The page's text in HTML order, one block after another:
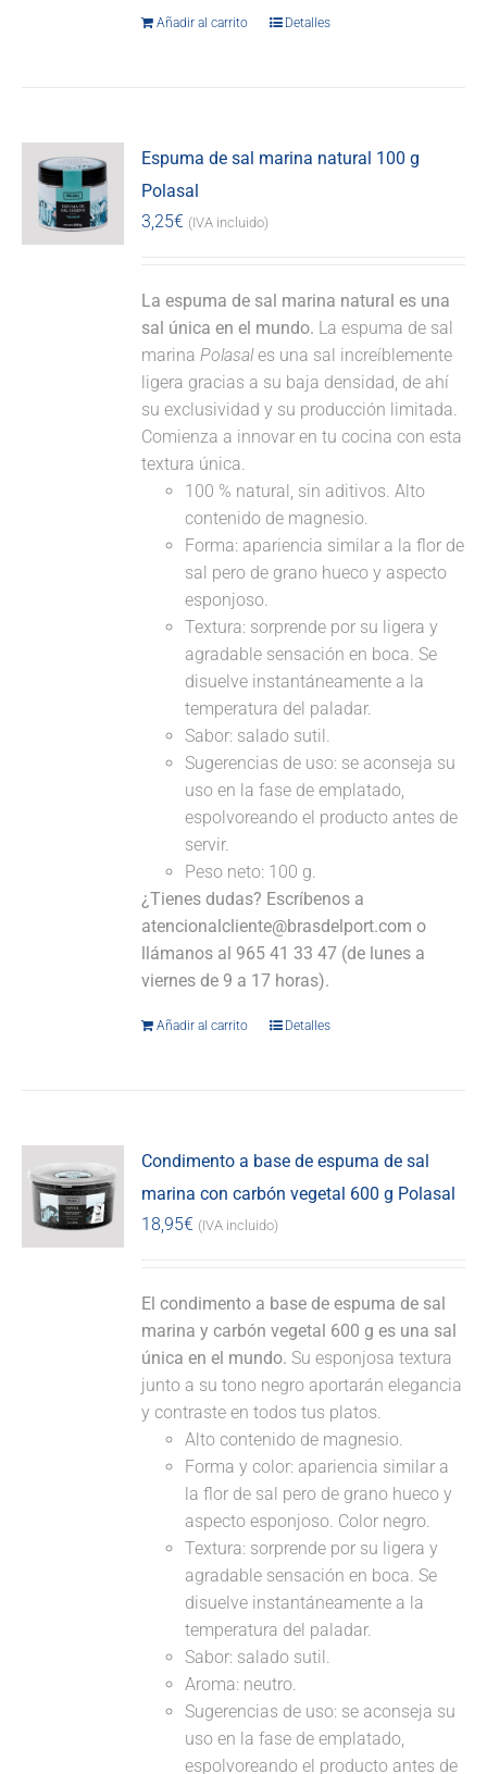
Añadir al carrito Detalles
Espuma de sal marina natural 100 g
Polasal
3,25€ (IVA incluido)
La espuma de sal marina natural es una
sal única en el mundo. La espuma de sal
marinaPolasales una sal increíblemente
ligera gracias a su baja densidad, de ahí
su exclusividad y su producción limitada.
Comienza a innovar en tu cocina con esta
textura única.
100 % natural, sin aditivos. Alto
contenido de magnesio.
Forma: apariencia similar a la flor de
sal pero de grano hueco y aspecto
esponjoso.
Textura: sorprende por su ligera y
agradable sensación en boca. Se
disuelve instantáneamente a la
temperatura del paladar.
Sabor: salado sutil.
Sugerencias de uso: se aconseja su
uso en la fase de emplatado,
espolvoreando el producto antes de
servir.
Peso neto: 100 g.
¿Tienes dudas? Escríbenos a
atencionalcliente@brasdelport.com o
llámanos al 965 41 33 47 (de lunes a
viernes de 9 a 17 horas).
Añadir al carrito Detalles
Condimento a base de espuma de sal
marina con carbón vegetal 600 g Polasal
18,95€ (IVA incluido)
El condimento a base de espuma de sal
marina y carbón vegetal 600 g es una sal
única en el mundo. Su esponjosa textura
junto a su tono negro aportarán elegancia
y contraste en todos tus platos.
Alto contenido de magnesio.
Forma y color: apariencia similar a
la flor de sal pero de grano hueco y
aspecto esponjoso. Color negro.
Textura: sorprende por su ligera y
agradable sensación en boca. Se
disuelve instantáneamente a la
temperatura del paladar.
Sabor: salado sutil.
Aroma: neutro.
Sugerencias de uso: se aconseja su
uso en la fase de emplatado,
espolvoreando el producto antes de